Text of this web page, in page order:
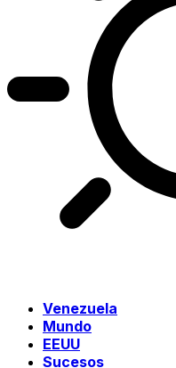
Venezuela
Mundo
EEUU
Sucesos